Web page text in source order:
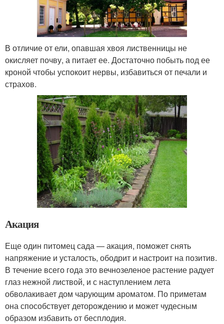
В отличие от ели, опавшая хвоя лиственницы не
окисляет почву, а питает ее. Достаточно побыть под ее
кроной чтобы успокоит нервы, избавиться от печали и
страхов.
Акация
Еще один питомец сада — акация, поможет снять
напряжение и усталость, ободрит и настроит на позитив.
В течение всего года это вечнозеленое растение радует
глаз нежной листвой, и с наступлением лета
обволакивает дом чарующим ароматом. По приметам
она способствует деторождению и может чудесным
образом избавить от бесплодия.